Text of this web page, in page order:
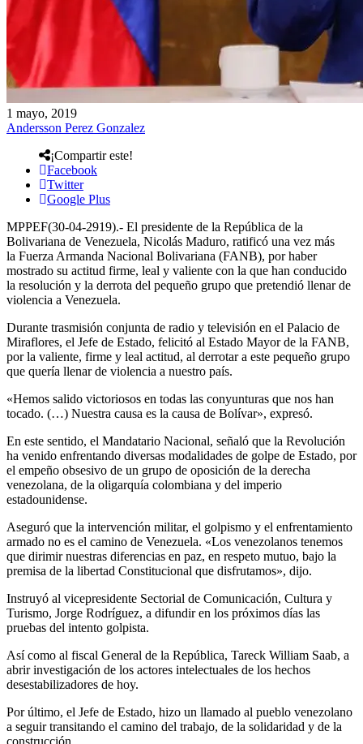
1 mayo, 2019
Andersson Perez Gonzalez
¡Compartir este!
Facebook
Twitter
Google Plus
MPPEF(30-04-2919).- El presidente de la República de la
Bolivariana de Venezuela, Nicolás Maduro, ratificó una vez más
la Fuerza Armanda Nacional Bolivariana (FANB), por haber
mostrado su actitud firme, leal y valiente con la que han conducido
la resolución y la derrota del pequeño grupo que pretendió llenar de
violencia a Venezuela.
Durante trasmisión conjunta de radio y televisión en el Palacio de
Miraflores, el Jefe de Estado, felicitó al Estado Mayor de la FANB,
por la valiente, firme y leal actitud, al derrotar a este pequeño grupo
que quería llenar de violencia a nuestro país.
«Hemos salido victoriosos en todas las conyunturas que nos han
tocado. (…) Nuestra causa es la causa de Bolívar», expresó.
En este sentido, el Mandatario Nacional, señaló que la Revolución
ha venido enfrentando diversas modalidades de golpe de Estado, por
el empeño obsesivo de un grupo de oposición de la derecha
venezolana, de la oligarquía colombiana y del imperio
estadounidense.
Aseguró que la intervención militar, el golpismo y el enfrentamiento
armado no es el camino de Venezuela. «Los venezolanos tenemos
que dirimir nuestras diferencias en paz, en respeto mutuo, bajo la
premisa de la libertad Constitucional que disfrutamos», dijo.
Instruyó al vicepresidente Sectorial de Comunicación, Cultura y
Turismo, Jorge Rodríguez, a difundir en los próximos días las
pruebas del intento golpista.
Así como al fiscal General de la República, Tareck William Saab, a
abrir investigación de los actores intelectuales de los hechos
desestabilizadores de hoy.
Por último, el Jefe de Estado, hizo un llamado al pueblo venezolano
a seguir transitando el camino del trabajo, de la solidaridad y de la
construcción.